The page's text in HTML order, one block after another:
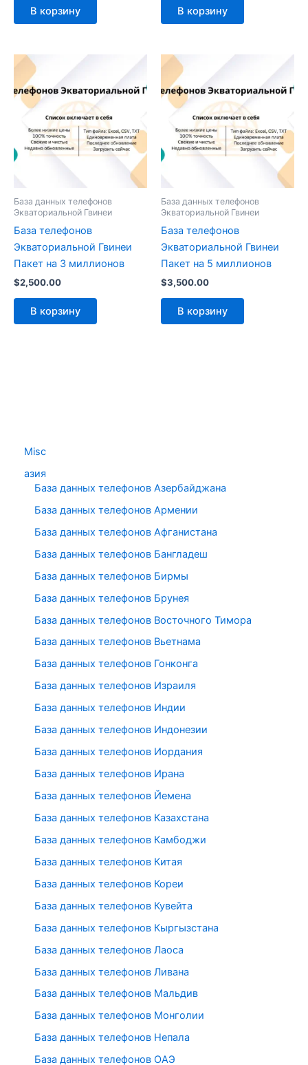
Misc
азия
База данных телефонов Азербайджана
База данных телефонов Армении
База данных телефонов Афганистана
База данных телефонов Бангладеш
База данных телефонов Бирмы
База данных телефонов Брунея
База данных телефонов Восточного Тимора
База данных телефонов Вьетнама
База данных телефонов Гонконга
База данных телефонов Израиля
База данных телефонов Индии
База данных телефонов Индонезии
База данных телефонов Иордания
База данных телефонов Ирана
База данных телефонов Йемена
База данных телефонов Казахстана
База данных телефонов Камбоджи
База данных телефонов Китая
База данных телефонов Кореи
База данных телефонов Кувейта
База данных телефонов Кыргызстана
База данных телефонов Лаоса
База данных телефонов Ливана
База данных телефонов Мальдив
База данных телефонов Монголии
База данных телефонов Непала
База данных телефонов ОАЭ
В корзину В корзину
База данных телефонов
Экваториальной Гвинеи
База телефонов
Экваториальной Гвинеи
Пакет на 3 миллионов
$2,500.00
В корзину
База данных телефонов
Экваториальной Гвинеи
База телефонов
Экваториальной Гвинеи
Пакет на 5 миллионов
$3,500.00
В корзину